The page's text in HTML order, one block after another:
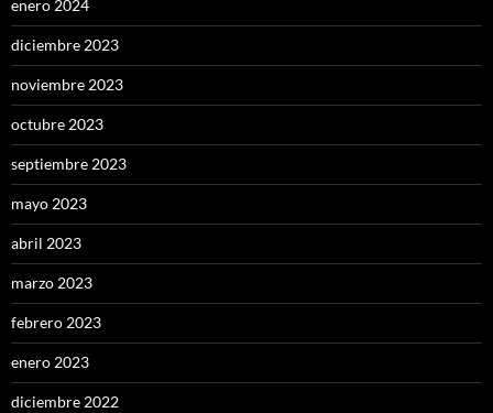
enero 2024
diciembre 2023
noviembre 2023
octubre 2023
septiembre 2023
mayo 2023
abril 2023
marzo 2023
febrero 2023
enero 2023
diciembre 2022